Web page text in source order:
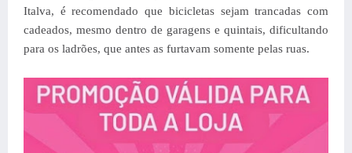
Italva, é recomendado que bicicletas sejam trancadas com
cadeados, mesmo dentro de garagens e quintais, dificultando
para os ladrões, que antes as furtavam somente pelas ruas.